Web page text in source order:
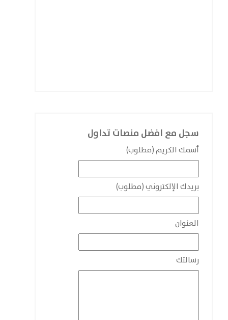
سجل مع افضل منصات تداول
أسمك الكريم (مطلوب)
بريدك الإلكتروني (مطلوب)
العنوان
رسالتك